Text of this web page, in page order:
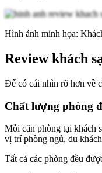
Hình ảnh minh họa:
Review khách
Để có cái nhìn rõ hơn về
Chất lượng phòng
Mỗi căn phòng tại khách
vị trí phòng ngủ, du
Tất cả các phòng đều